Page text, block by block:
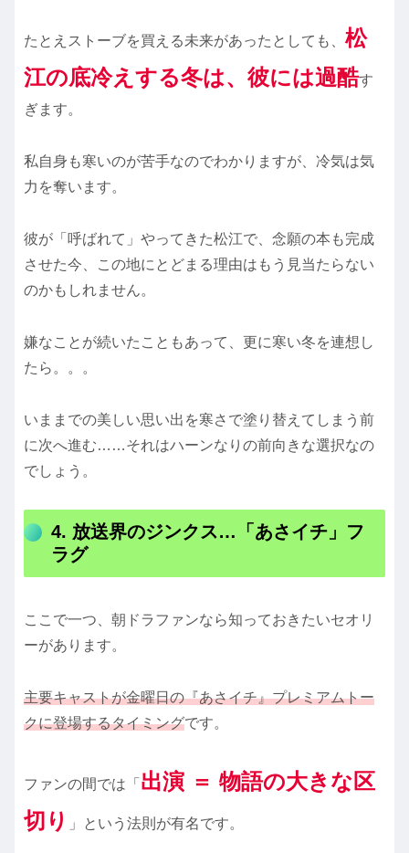
たとえストーブを買える未来があったとしても、 松
江の底冷えする冬は、彼には過酷す
ぎます。
私自身も寒いのが苦手なのでわかりますが、冷気は気
力を奪います。
彼が「呼ばれて」やってきた松江で、念願の本も完成
させた今、この地にとどまる理由はもう見当たらない
のかもしれません。
嫌なことが続いたこともあって、更に寒い冬を連想し
たら。。。
いままでの美しい思い出を寒さで塗り替えてしまう前
に次へ進む……それはハーンなりの前向きな選択なの
でしょう。
4. 放送界のジンクス…「あさイチ」フ
ラグ
ここで一つ、朝ドラファンなら知っておきたいセオリ
ーがあります。
主要キャストが金曜日の『あさイチ』プレミアムトー
クに登場するタイミングです。
ファンの間では「 出演 ＝ 物語の大きな区
切り
」という法則が有名です。